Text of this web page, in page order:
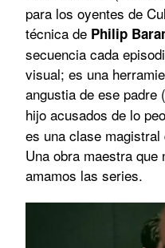
para los oyentes de
técnica de Philip
secuencia cada
visual; es una
angustia de ese padre (
hijo acusados de lo
es una clase
Una obra maestra que
amamos las series.